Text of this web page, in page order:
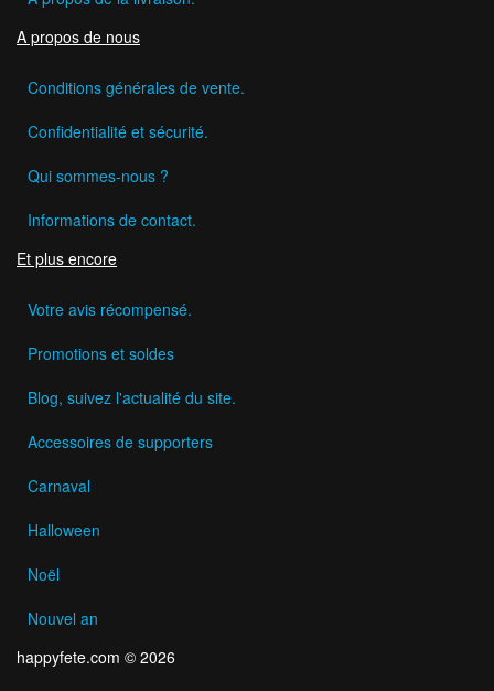
A propos de nous
Conditions générales de vente.
Confidentialité et sécurité.
Qui sommes-nous ?
Informations de contact.
Et plus encore
Votre avis récompensé.
Promotions et soldes
Blog, suivez l'actualité du site.
Accessoires de supporters
Carnaval
Halloween
Noël
Nouvel an
happyfete.com © 2026